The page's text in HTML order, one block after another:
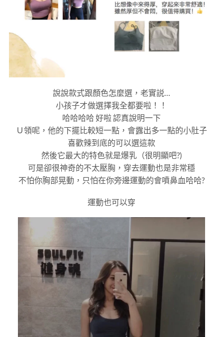
說說款式跟顏色怎麼選，老實説…
小孩子才做選擇我全都要啦！！
哈哈哈哈 好啦 認真說明一下
Ｕ領呢，他的下擺比較短一點，會露出多一點的小肚子
喜歡辣到底的可以選這款
然後它最大的特色就是爆乳（很明顯吧?)
可是卻很神奇的不太壓胸，穿去運動也是非常穩
不怕你胸部晃動，只怕在你旁邊運動的會噴鼻血哈哈?
運動也可以穿